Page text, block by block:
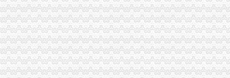
重庆自贸区积创新释放经济活力-各地产经-中国产业经济信息网
2014中华共和国海关AA类企业年鉴（精）-作者：海关总署稽查司-
海关收发货人登记证书
北京海关：《进出口收发货人登记证书》丢失-报关员通关指南--育路报
进出口货物登记证长期有效-杭州新闻中心-杭州网
进出口货物收发货人报关注册登记证书
1400多家外贸企业需在下月底前换证-浙商动态-浙商频道-浙江都市网